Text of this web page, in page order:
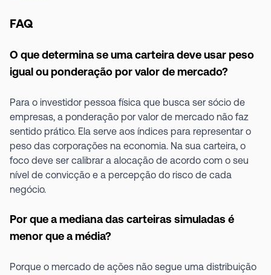
FAQ
O que determina se uma carteira deve usar peso
igual ou ponderação por valor de mercado?
Para o investidor pessoa física que busca ser sócio de
empresas, a ponderação por valor de mercado não faz
sentido prático. Ela serve aos índices para representar o
peso das corporações na economia. Na sua carteira, o
foco deve ser calibrar a alocação de acordo com o seu
nível de convicção e a percepção do risco de cada
negócio.
Por que a mediana das carteiras simuladas é
menor que a média?
Porque o mercado de ações não segue uma distribuição